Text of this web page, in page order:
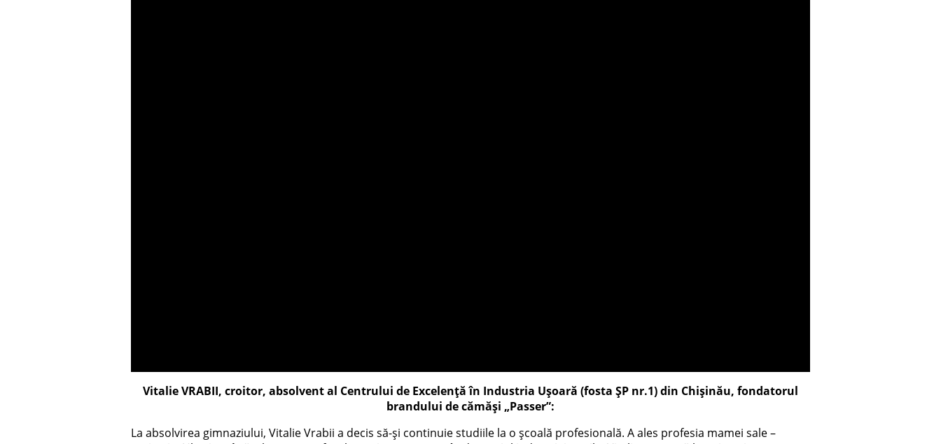
Vitalie VRABII, croitor, absolvent al Centrului de Excelență în Industria Ușoară (fosta ȘP nr.1) din Chișinău, fondatorul
brandului de cămăși „Passer”:
La absolvirea gimnaziului, Vitalie Vrabii a decis să-și continuie studiile la o școală profesională. A ales profesia mamei sale –